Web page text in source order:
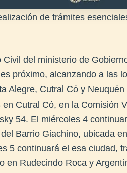
de trámites
del ministerio de
próximo, alcanzando a las
Alegre, Cutral Có y Neuquén
Cutral Có, en la Comisión
54. El miércoles 4
Barrio Giachino, ubicada
5 continuará el esa ciudad,
en Rudecindo Roca y